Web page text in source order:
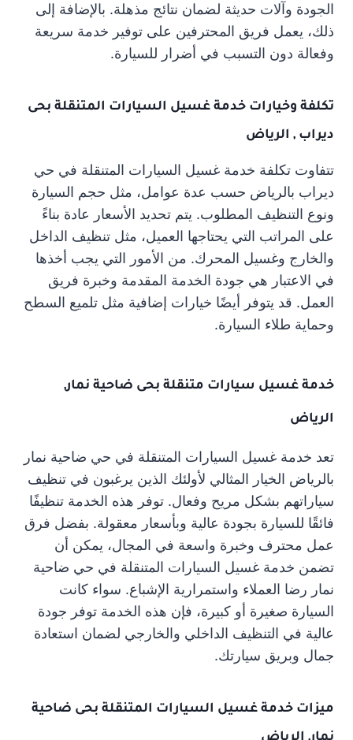
الجودة وآلات حديثة لضمان نتائج مذهلة. بالإضافة إلى
ذلك، يعمل فريق المحترفين على توفير خدمة سريعة
وفعالة دون التسبب في أضرار للسيارة.
تكلفة وخيارات خدمة غسيل السيارات المتنقلة بحى
ديراب , الرياض
تتفاوت تكلفة خدمة غسيل السيارات المتنقلة في حي
ديراب بالرياض حسب عدة عوامل، مثل حجم السيارة
ونوع التنظيف المطلوب. يتم تحديد الأسعار عادة بناءً
على المراتب التي يحتاجها العميل، مثل تنظيف الداخل
والخارج وغسيل المحرك. من الأمور التي يجب أخذها
في الاعتبار هي جودة الخدمة المقدمة وخبرة فريق
العمل. قد يتوفر أيضًا خيارات إضافية مثل تلميع السطح
وحماية طلاء السيارة.
خدمة غسيل سيارات متنقلة بحى ضاحية نمار,
الرياض
تعد خدمة غسيل السيارات المتنقلة في حي ضاحية نمار
بالرياض الخيار المثالي لأولئك الذين يرغبون في تنظيف
سياراتهم بشكل مريح وفعال. توفر هذه الخدمة تنظيفًا
فائقًا للسيارة بجودة عالية وبأسعار معقولة. بفضل فرق
عمل محترف وخبرة واسعة في المجال، يمكن أن
تضمن خدمة غسيل السيارات المتنقلة في حي ضاحية
نمار رضا العملاء واستمرارية الإشباع. سواء كانت
السيارة صغيرة أو كبيرة، فإن هذه الخدمة توفر جودة
عالية في التنظيف الداخلي والخارجي لضمان استعادة
جمال وبريق سيارتك.
ميزات خدمة غسيل السيارات المتنقلة بحى ضاحية